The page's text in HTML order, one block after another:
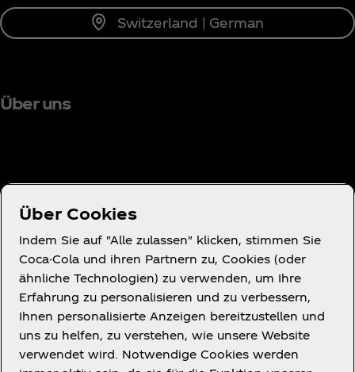
Switzerland | German
Über uns
Brauchst du Hilfe?
Nutzungsbedingungen
Datenschutzerklärung für Verbraucher
Cookie-Hinweis
Cookies-Einstellungen
Über Cookies
Indem Sie auf "Alle zulassen" klicken, stimmen Sie
Coca-Cola und ihren Partnern zu, Cookies (oder
ähnliche Technologien) zu verwenden, um Ihre
Erfahrung zu personalisieren und zu verbessern,
Ihnen personalisierte Anzeigen bereitzustellen und
uns zu helfen, zu verstehen, wie unsere Website
verwendet wird. Notwendige Cookies werden